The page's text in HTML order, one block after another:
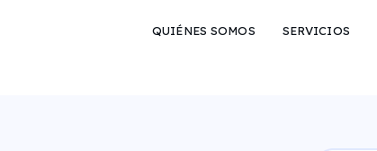
QUIÉNES SOMOS SERVICIOS